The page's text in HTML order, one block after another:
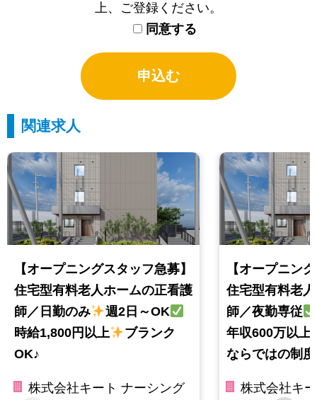
上、ご登録ください。
同意する
関連求人
【オープニングスタッフ急募】
住宅型有料老人ホームの正看護
師／日勤のみ
週2日～OK
時給1,800円以上
ブランク
OK♪
株式会社キート ナーシング
【オープニン
住宅型有料老
師／夜勤専従
年収600万以上
ならではの制
株式会社キ